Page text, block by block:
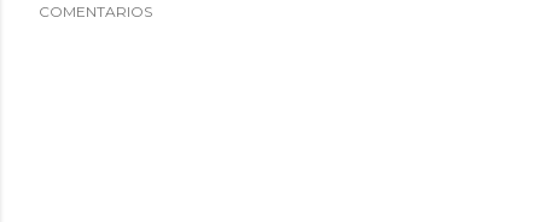
COMENTARIOS